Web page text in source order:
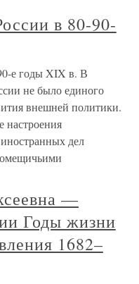
в 80-90-
е годы XIX в. В
не было единого
внешней политики.
настроения
дел
—
Годы жизни
1682–